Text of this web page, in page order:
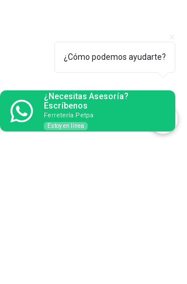
¿Cómo podemos ayudarte?
¿Necesitas Asesoría?
Escríbenos
Ferretería Petpa
Estoy en línea